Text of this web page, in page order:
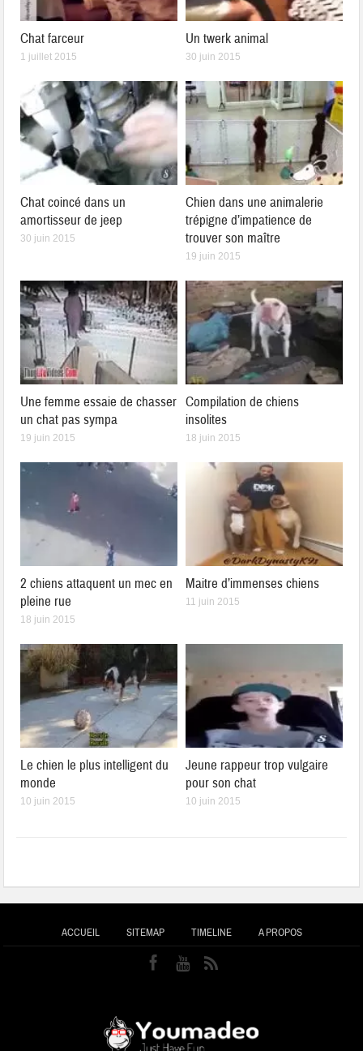
Chat farceur
1 juillet 2015
Un twerk animal
30 juin 2015
Chat coincé dans un
amortisseur de jeep
30 juin 2015
Chien dans une animalerie
trépigne d’impatience de
trouver son maître
19 juin 2015
Une femme essaie de chasser
un chat pas sympa
19 juin 2015
Compilation de chiens
insolites
18 juin 2015
2 chiens attaquent un mec en
pleine rue
18 juin 2015
Maitre d’immenses chiens
11 juin 2015
Le chien le plus intelligent du
monde
10 juin 2015
Jeune rappeur trop vulgaire
pour son chat
10 juin 2015
ACCUEIL SITEMAP TIMELINE A PROPOS